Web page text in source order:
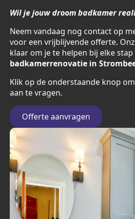
Wil je jouw droom badkamer
Neem vandaag nog contact op
voor een vrijblijvende offerte.
klaar om je te helpen bij elke
badkamerrenovatie in
Klik op de onderstaande knop
aan te vragen.
Offerte aanvragen